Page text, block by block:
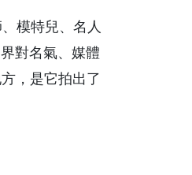
模特兒、名人
對名氣、媒體
，是它拍出了